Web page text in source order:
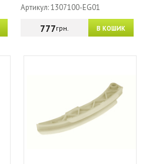
Артикул: 1307100-EG01
В КОШИК
777грн.